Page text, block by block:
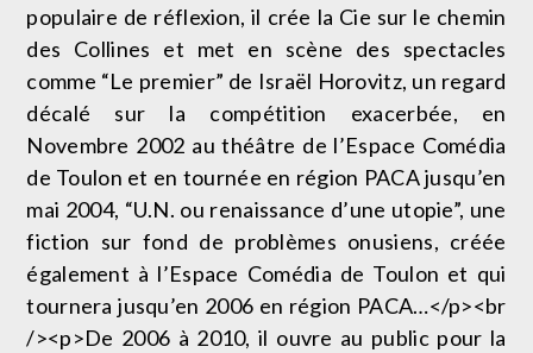
populaire de réflexion, il crée la Cie sur le chemin
des Collines et met en scène des spectacles
comme “Le premier” de Israël Horovitz, un regard
décalé sur la compétition exacerbée, en
Novembre 2002 au théâtre de l’Espace Comédia
de Toulon et en tournée en région PACA jusqu’en
mai 2004, “U.N. ou renaissance d’une utopie”, une
fiction sur fond de problèmes onusiens, créée
également à l’Espace Comédia de Toulon et qui
tournera jusqu’en 2006 en région PACA…</p><br
/><p>De 2006 à 2010, il ouvre au public pour la